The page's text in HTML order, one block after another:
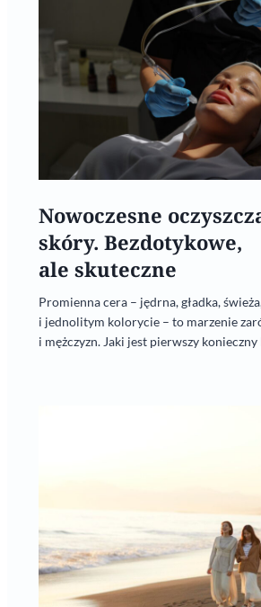
Nowoczesne
skóry. Bezdotykowe,
ale skuteczne
Promienna cera – jędrna, gładka,
i jednolitym kolorycie – to marzenie
i mężczyzn. Jaki jest pierwszy konieczny